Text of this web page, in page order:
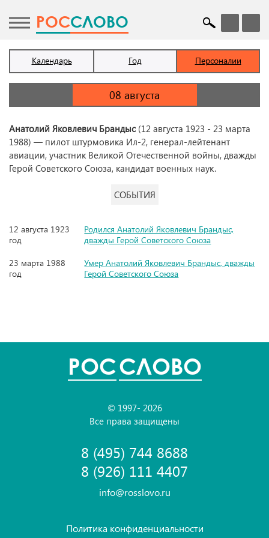
POCСЛОВО
Календарь Год Персоналии
Анатолий Яковлевич Брандыс (12 августа 1923 - 23 марта
1988) — пилот штурмовика Ил-2, генерал-лейтенант
авиации, участник Великой Отечественной войны, дважды
Герой Советского Союза, кандидат военных наук.
СОБЫТИЯ
12 августа 1923
год
Родился Анатолий Яковлевич Брандыс,
дважды Герой Советского Союза
23 марта 1988
год
Умер Анатолий Яковлевич Брандыс, дважды
Герой Советского Союза
POCСЛОВО
© 1997- 2026
Все права защищены
8 (495) 744 8688
8 (926) 111 4407
info@rosslovo.ru
Политика конфиденциальности